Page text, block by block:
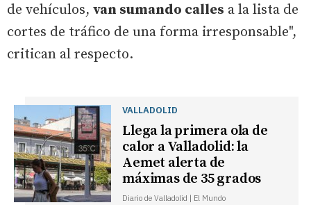
de vehículos, van sumando calles a la lista de
cortes de tráfico de una forma irresponsable",
critican al respecto.
VALLADOLID
Llega la primera ola de
calor a Valladolid: la
Aemet alerta de
máximas de 35 grados
Diario de Valladolid | El Mundo